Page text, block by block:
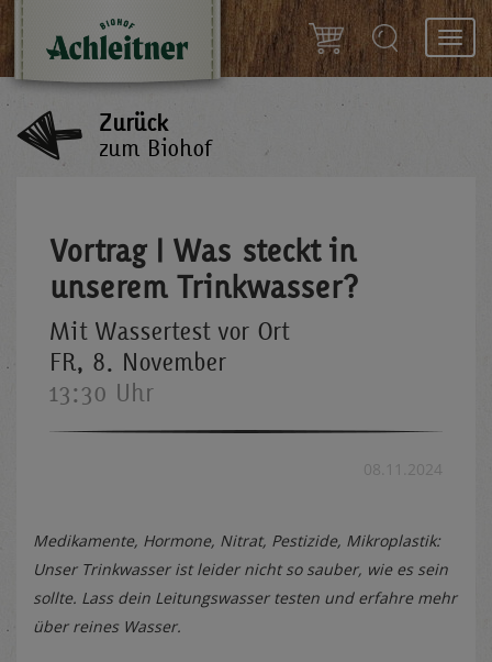
Zurück
zum Biohof
Vortrag | Was steckt in
unserem Trinkwasser?
Mit Wassertest vor Ort
FR, 8. November
13:30 Uhr
08.11.2024
Medikamente, Hormone, Nitrat, Pestizide, Mikroplastik:
Unser Trinkwasser ist leider nicht so sauber, wie es sein
sollte. Lass dein Leitungswasser testen und erfahre mehr
über reines Wasser.